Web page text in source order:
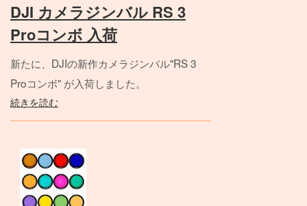
DJI カメラジンバル RS 3
Proコンボ 入荷
新たに、DJIの新作カメラジンバル"RS 3
Proコンボ" が入荷しました。
続きを読む